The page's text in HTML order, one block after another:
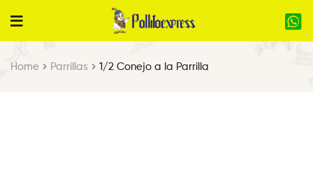
Home Parrillas 1/2 Conejo a la Parrilla